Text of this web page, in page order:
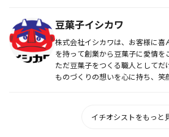
豆菓子イシカワ
株式会社イシカワは、お客様に喜
を持って創業から豆菓子に愛情を
ただ豆菓子をつくる職人として
ものづくりの想いを心に持ち、笑
イチオシストをもっと